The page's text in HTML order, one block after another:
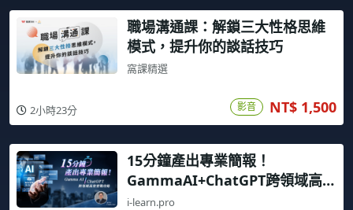
職場溝通課：解鎖三大性格思維
模式，提升你的談話技巧
窩課精選
2小時23分 影音 NT$ 1,500
15分鐘產出專業簡報！
GammaAI+ChatGPT跨領域高效
實戰攻略
i-learn.pro